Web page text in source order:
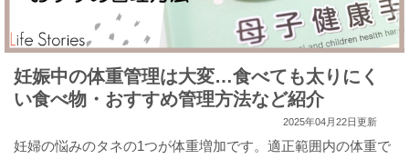
妊娠中の体重管理は大変…食べても太りにく
い食べ物・おすすめ管理方法など紹介
2025年04月22日更新
妊婦の悩みのタネの1つが体重増加です。適正範囲内の体重で